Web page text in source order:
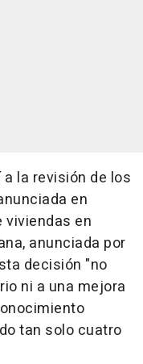
la revisión de los
en
en
anunciada por
decisión "no
ni a una mejora
tan solo cuatro